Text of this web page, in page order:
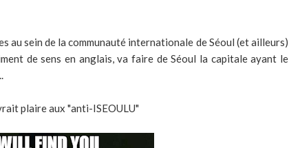
au sein de la communauté internationale de Séoul (et ailleurs)
de sens en anglais, va faire de Séoul la capitale ayant le
plaire aux "anti-ISEOULU"